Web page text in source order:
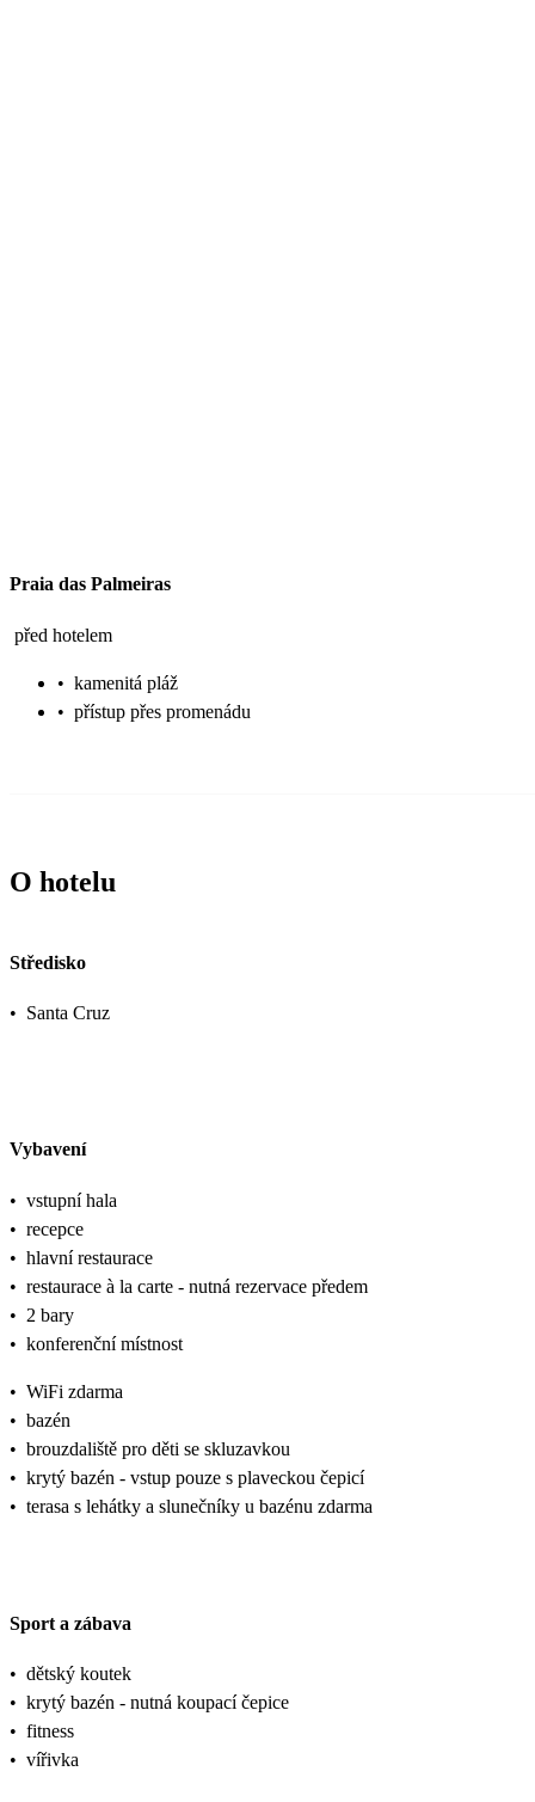
Praia das Palmeiras
před hotelem
• kamenitá pláž
• přístup přes promenádu
O hotelu
Středisko
• Santa Cruz
Vybavení
• vstupní hala
• recepce
• hlavní restaurace
• restaurace à la carte - nutná rezervace předem
• 2 bary
• konferenční místnost
• WiFi zdarma
• bazén
• brouzdaliště pro děti se skluzavkou
• krytý bazén - vstup pouze s plaveckou čepicí
• terasa s lehátky a slunečníky u bazénu zdarma
Sport a zábava
• dětský koutek
• krytý bazén - nutná koupací čepice
• fitness
• vířivka